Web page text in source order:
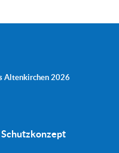
Altenkirchen 2026
Schutzkonzept